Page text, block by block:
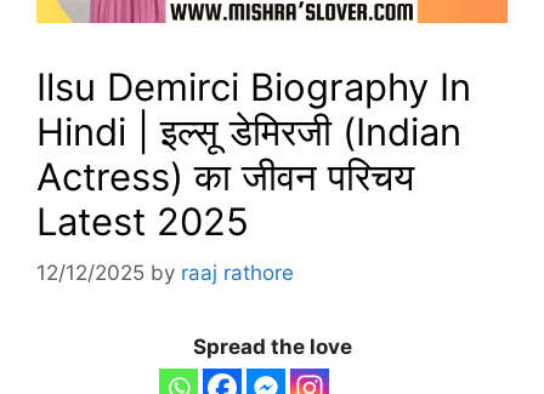
Ilsu Demirci Biography In
Hindi | इल्सू डेमिरजी (Indian
Actress) का जीवन परिचय
Latest 2025
12/12/2025 by raaj rathore
Spread the love